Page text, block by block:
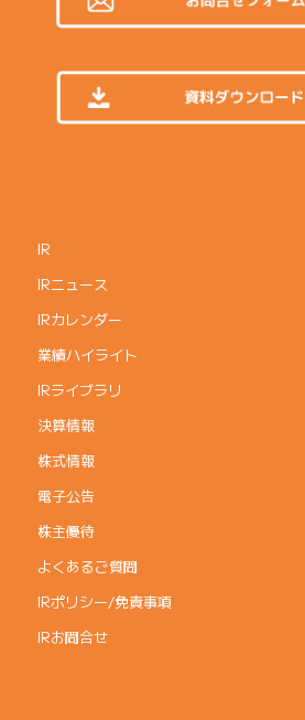
IR
IRニュース
IRカレンダー
業績ハイライト
IRライブラリ
決算情報
株式情報
電子公告
株主優待
よくあるご質問
IRポリシー/免責事項
IRお問合せ